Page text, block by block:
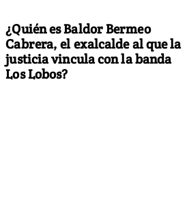
¿Quién es Baldor Bermeo
Cabrera, el exalcalde al que la
justicia vincula con la banda
Los Lobos?